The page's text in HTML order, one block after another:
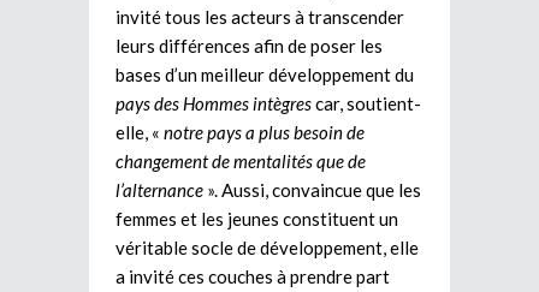
invité tous les acteurs à transcender
leurs différences afin de poser les
bases d’un meilleur développement du
pays des Hommes intègrescar, soutient-
elle, « notre pays a plus besoin de
changement de mentalités que de
l’alternance ». Aussi, convaincue que les
femmes et les jeunes constituent un
véritable socle de développement, elle
a invité ces couches à prendre part